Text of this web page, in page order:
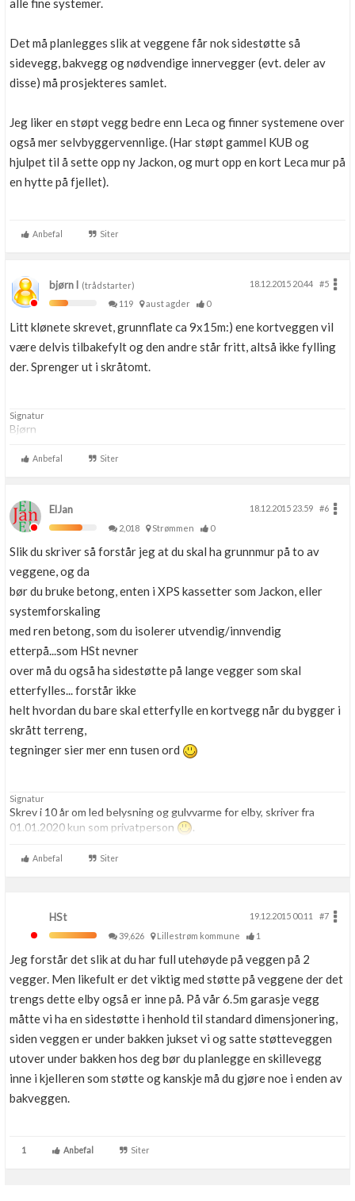
alle fine systemer.
Det må planlegges slik at veggene får nok sidestøtte så
sidevegg, bakvegg og nødvendige innervegger (evt. deler av
disse) må prosjekteres samlet.
Jeg liker en støpt vegg bedre enn Leca og finner systemene over
også mer selvbyggervennlige. (Har støpt gammel KUB og
hjulpet til å sette opp ny Jackon, og murt opp en kort Leca mur på
en hytte på fjellet).
Anbefal Siter
bjørn l (trådstarter) 18.12.2015 20.44
#5
119
aust agder 0
Litt klønete skrevet, grunnflate ca 9x15m:) ene kortveggen vil
være delvis tilbakefylt og den andre står fritt, altså ikke fylling
der. Sprenger ut i skråtomt.
Signatur
Bjørn
Anbefal Siter
ElJan 18.12.2015 23.59
#6
2,018
Strømmen 0
Slik du skriver så forstår jeg at du skal ha grunnmur på to av
veggene, og da
bør du bruke betong, enten i XPS kassetter som Jackon, eller
systemforskaling
med ren betong, som du isolerer utvendig/innvendig
etterpå...som HSt nevner
over må du også ha sidestøtte på lange vegger som skal
etterfylles... forstår ikke
helt hvordan du bare skal etterfylle en kortvegg når du bygger i
skrått terreng,
tegninger sier mer enn tusen ord
Signatur
Skrev i 10 år om led belysning og gulvvarme for elby, skriver fra
01.01.2020 kun som privatperson
.
Anbefal Siter
HSt 19.12.2015 00.11
#7
39,626
Lillestrøm kommune 1
Jeg forstår det slik at du har full utehøyde på veggen på 2
vegger. Men likefult er det viktig med støtte på veggene der det
trengs dette elby også er inne på. På vår 6.5m garasje vegg
måtte vi ha en sidestøtte i henhold til standard dimensjonering,
siden veggen er under bakken jukset vi og satte støtteveggen
utover under bakken hos deg bør du planlegge en skillevegg
inne i kjelleren som støtte og kanskje må du gjøre noe i enden av
bakveggen.
1 Anbefal Siter